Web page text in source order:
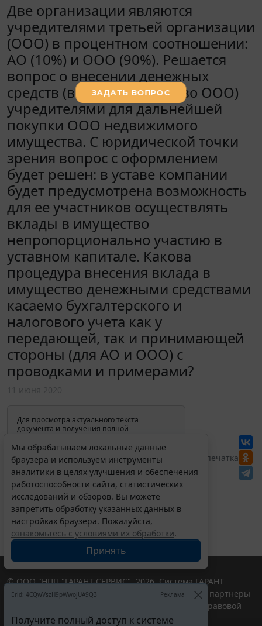
Две организации являются
учредителями третьей организации
(ООО) в процентном соотношении:
АО (10%) и ООО (90%). Решается
вопрос о внесении денежных
средств (вклад в имущество ООО)
учредителями для дальнейшей
покупки ООО недвижимого
имущества. С юридической точки
зрения вопрос с оформлением
будет решен: в уставе компании
будет предусмотрена возможность
для ее участников осуществлять
вклады в имущество
непропорционально участию в
уставном капитале. Какова
процедура внесения вклада в
имущество денежными средствами
касаемо бухгалтерского и
налогового учета как у
передающей, так и принимающей
стороны (для АО и ООО) с
проводками и примерами?
Для просмотра актуального текста
документа и получения полной
изменениях и порядке применения
документа, воспользуйтесь поиском в
Интернет-версии системы ГАРАНТ:
Перепечатка
Мы обрабатываем локальные данные
браузера и используем инструменты
аналитики в целях улучшения и обеспечения
работоспособности сайта, статистических
исследований и обзоров. Вы можете
запретить обработку указанных данных в
настройках браузера. Пожалуйста,
ознакомьтесь с условиями их обработки.
Принять
Erid: 4CQwVszH9pWwojUA9Q3 Реклама
Получите полный доступ к системе
© ООО "НПП "ГАРАНТ-СЕРВИС", 2026. Система ГАРАНТ
выпускается с 1990 года. Компания "Гарант" и ее партнеры
являются участниками Российской ассоциации правовой
информации ГАРАНТ.